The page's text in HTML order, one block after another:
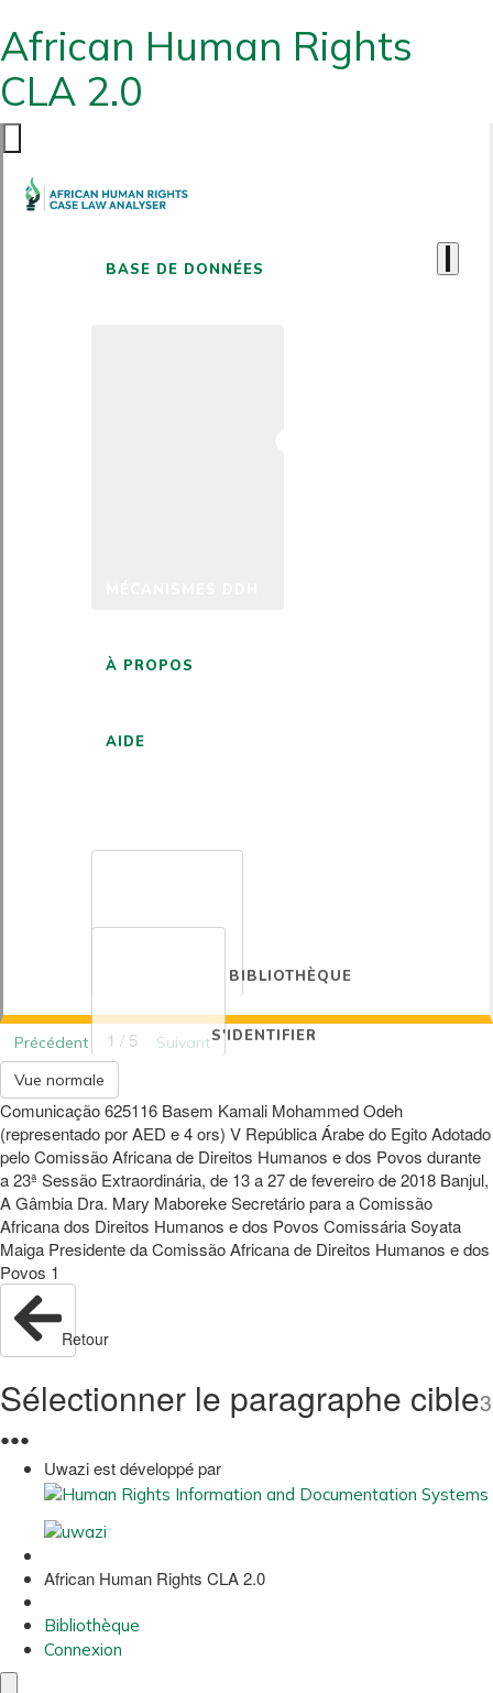
African Human Rights
CLA 2.0
BASE DE DONNÉES
À PROPOS
AIDE
BIBLIOTHÈQUE
S'IDENTIFIER
Précédent 1 / 5
Suivant
Vue normale
Comunicação 625116 Basem Kamali Mohammed Odeh
(representado por AED e 4 ors) V República Árabe do Egito Adotado
pelo Comissão Africana de Direitos Humanos e dos Povos durante
a 23ª Sessão Extraordinária, de 13 a 27 de fevereiro de 2018 Banjul,
A Gâmbia Dra. Mary Maboreke Secretário para a Comissão
Africana dos Direitos Humanos e dos Povos Comissária Soyata
Maiga Presidente da Comissão Africana de Direitos Humanos e dos
Povos 1
Retour
Sélectionner le paragraphe cible3
●●●
Uwazi est développé par
African Human Rights CLA 2.0
Bibliothèque
Connexion